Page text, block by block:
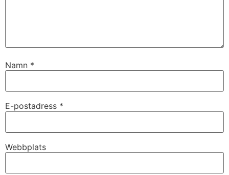
Namn *
E-postadress *
Webbplats